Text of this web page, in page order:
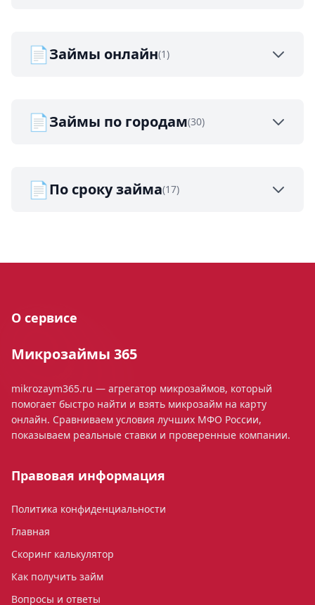
📄Займы онлайн(1)
📄Займы по городам(30)
📄По сроку займа(17)
О сервисе
Микрозаймы 365
mikrozaym365.ru — агрегатор микрозаймов, который
помогает быстро найти и взять микрозайм на карту
онлайн. Сравниваем условия лучших МФО России,
показываем реальные ставки и проверенные компании.
Правовая информация
Политика конфиденциальности
Главная
Скоринг калькулятор
Как получить займ
Вопросы и ответы